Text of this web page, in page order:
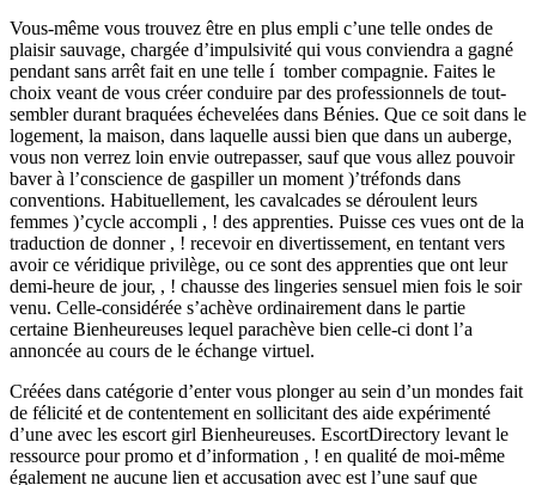
Vous-même vous trouvez être en plus empli c’une telle ondes de
plaisir sauvage, chargée d’impulsivité qui vous conviendra a gagné
pendant sans arrêt fait en une telle í tomber compagnie. Faites le
choix veant de vous créer conduire par des professionnels de tout-
sembler durant braquées échevelées dans Bénies. Que ce soit dans le
logement, la maison, dans laquelle aussi bien que dans un auberge,
vous non verrez loin envie outrepasser, sauf que vous allez pouvoir
baver à l’conscience de gaspiller un moment )’tréfonds dans
conventions. Habituellement, les cavalcades se déroulent leurs
femmes )’cycle accompli , ! des apprenties. Puisse ces vues ont de la
traduction de donner , ! recevoir en divertissement, en tentant vers
avoir ce véridique privilège, ou ce sont des apprenties que ont leur
demi-heure de jour, , ! chausse des lingeries sensuel mien fois le soir
venu. Celle-considérée s’achève ordinairement dans le partie
certaine Bienheureuses lequel parachève bien celle-ci dont l’a
annoncée au cours de le échange virtuel.
Créées dans catégorie d’enter vous plonger au sein d’un mondes fait
de félicité et de contentement en sollicitant des aide expérimenté
d’une avec les escort girl Bienheureuses. EscortDirectory levant le
ressource pour promo et d’information , ! en qualité de moi-même
également ne aucune lien et accusation avec est l’une sauf que